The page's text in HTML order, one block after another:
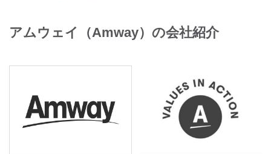
アムウェイ（Amway）の会社紹介